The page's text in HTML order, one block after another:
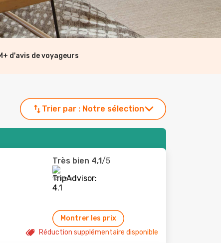
d'avis de voyageurs
Trier par : Notre sélection
Très bien 4,1/5
13 avis
Montrer les prix
Réduction supplémentaire disponible